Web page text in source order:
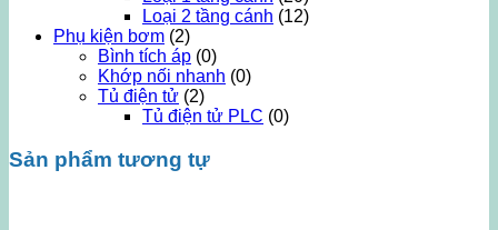
Loại 2 tầng cánh (12)
Phụ kiện bơm (2)
Bình tích áp (0)
Khớp nối nhanh (0)
Tủ điện tử (2)
Tủ điện tử PLC (0)
Sản phẩm tương tự